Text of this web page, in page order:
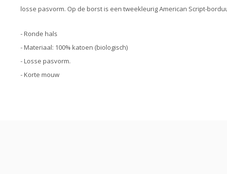
losse pasvorm. Op de borst is een tweekleurig American Script-
- Ronde hals
- Materiaal: 100% katoen (biologisch)
- Losse pasvorm.
- Korte mouw